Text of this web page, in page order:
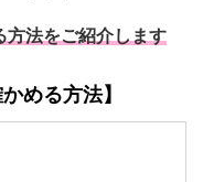
方法をご紹介します
める方法】